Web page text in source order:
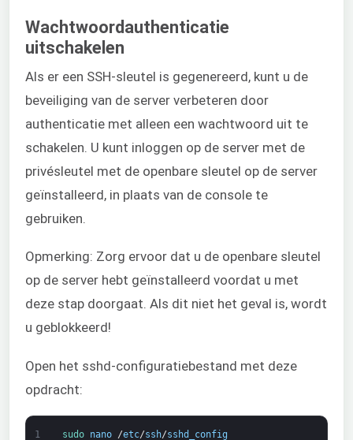
Wachtwoordauthenticatie
uitschakelen
Als er een SSH-sleutel is gegenereerd, kunt u de
beveiliging van de server verbeteren door
authenticatie met alleen een wachtwoord uit te
schakelen. U kunt inloggen op de server met de
privésleutel met de openbare sleutel op de server
geïnstalleerd, in plaats van de console te
gebruiken.
Opmerking: Zorg ervoor dat u de openbare sleutel
op de server hebt geïnstalleerd voordat u met
deze stap doorgaat. Als dit niet het geval is, wordt
u geblokkeerd!
Open het sshd-configuratiebestand met deze
opdracht:
1 sudo nano /etc/ssh/sshd_config